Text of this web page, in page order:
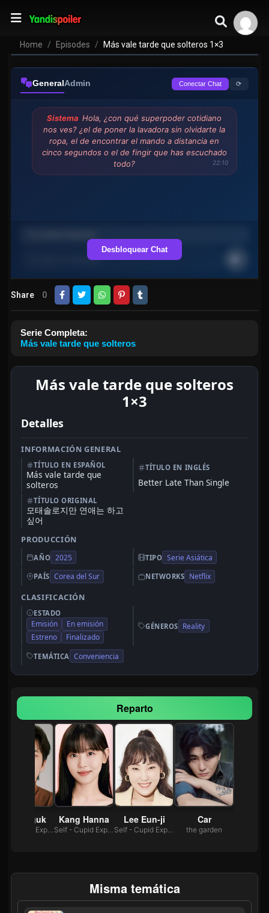
Home Episodes Más vale tarde que solteros 1×3
GeneralAdmin Conectar Chat ⟳
Sistema Hola, ¿con qué superpoder cotidiano
nos ves? ¿el de poner la lavadora sin olvidarte la
ropa, el de encontrar el mando a distancia en
cinco segundos o el de fingir que has escuchado
todo?
22:10
Desbloquear Chat
Share 0
Serie Completa:
Más vale tarde que solteros
Más vale tarde que solteros
1×3
Detalles
INFORMACIÓN GENERAL
TÍTULO EN ESPAÑOL
Más vale tarde que
solteros
TÍTULO EN INGLÉS
Better Late Than Single
TÍTULO ORIGINAL
모태솔로지만 연애는 하고
싶어
PRODUCCIÓN
AÑO 2025 TIPO Serie Asiática
PAÍS Corea del Sur NETWORKS Netflix
CLASIFICACIÓN
ESTADO
Emisión
En emisión
Estreno
Finalizado
GÉNEROS Reality
TEMÁTICA Conveniencia
Reparto
Seo In-guk
Self - Cupid Expert
Kang Hanna
Self - Cupid Expert
Lee Eun-ji
Self - Cupid Expert
Car
the garden
Misma temática